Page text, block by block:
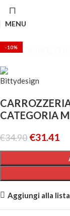
MENU
-10%
Home
CATEGORIA
€34.90 €31.41
Aggiungi alla
Seleziona la categoria